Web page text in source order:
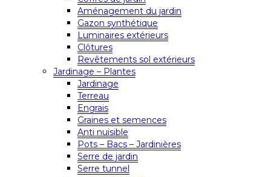
Aménagement du jardin
Gazon synthétique
Luminaires extérieurs
Clôtures
Revêtements sol extérieurs
Jardinage – Plantes
Jardinage
Terreau
Engrais
Graines et semences
Anti nuisible
Pots – Bacs – Jardinières
Serre de jardin
Serre tunnel